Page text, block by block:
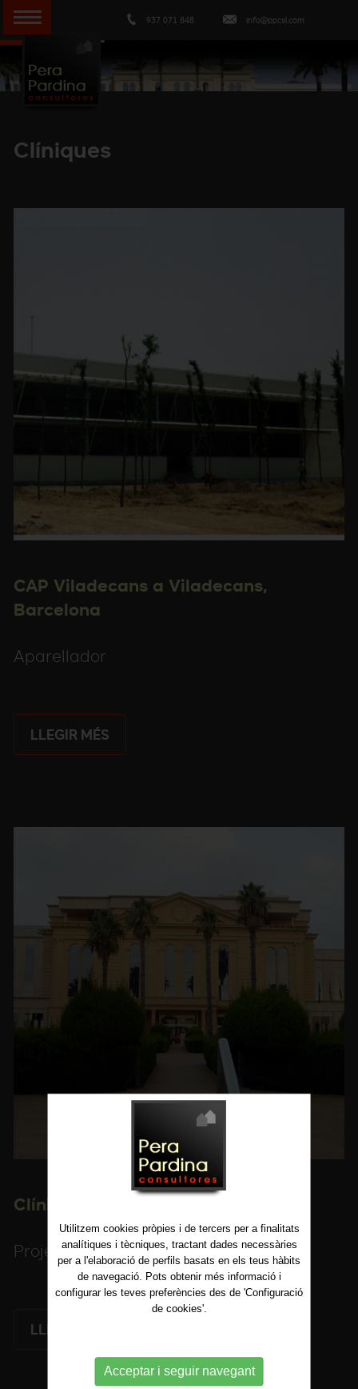
info@ppcsl.com
937 071 848
Clíniques
CAP Viladecans a Viladecans,
Barcelona
Aparellador
LLEGIR MÉS
Clínica Teknon a Sarrià, Barcelona
Project Management
LLEGIR MÉS
Utilitzem cookies pròpies i de tercers per a finalitats
analítiques i tècniques, tractant dades necessàries
per a l'elaboració de perfils basats en els teus hàbits
de navegació. Pots obtenir més informació i
configurar les teves preferències des de 'Configuració
de cookies'.
Acceptar i seguir navegant